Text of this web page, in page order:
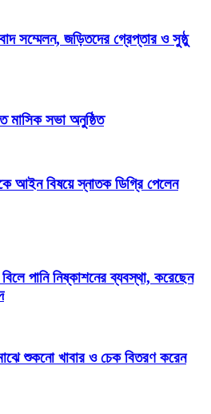
সম্মেলন, জড়িতদের গ্রেপ্তার ও সুষ্ঠু
মাসিক সভা অনুষ্ঠিত
আইন বিষয়ে স্নাতক ডিগ্রি পেলেন
পানি নিষ্কাশনের ব্যবস্থা, করেছেন
শুকনো খাবার ও চেক বিতরণ করেন